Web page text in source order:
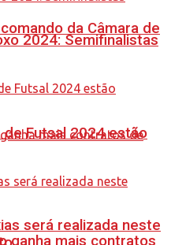
da Câmara de
ganha mais contratos
2024: Semifinalistas
de Futsal 2024 estão
será realizada neste